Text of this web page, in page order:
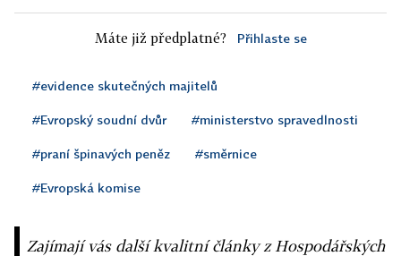
Máte již předplatné? Přihlaste se
#evidence skutečných majitelů
#Evropský soudní dvůr #ministerstvo spravedlnosti
#praní špinavých peněz #směrnice
#Evropská komise
Zajímají vás další kvalitní články z Hospodářských